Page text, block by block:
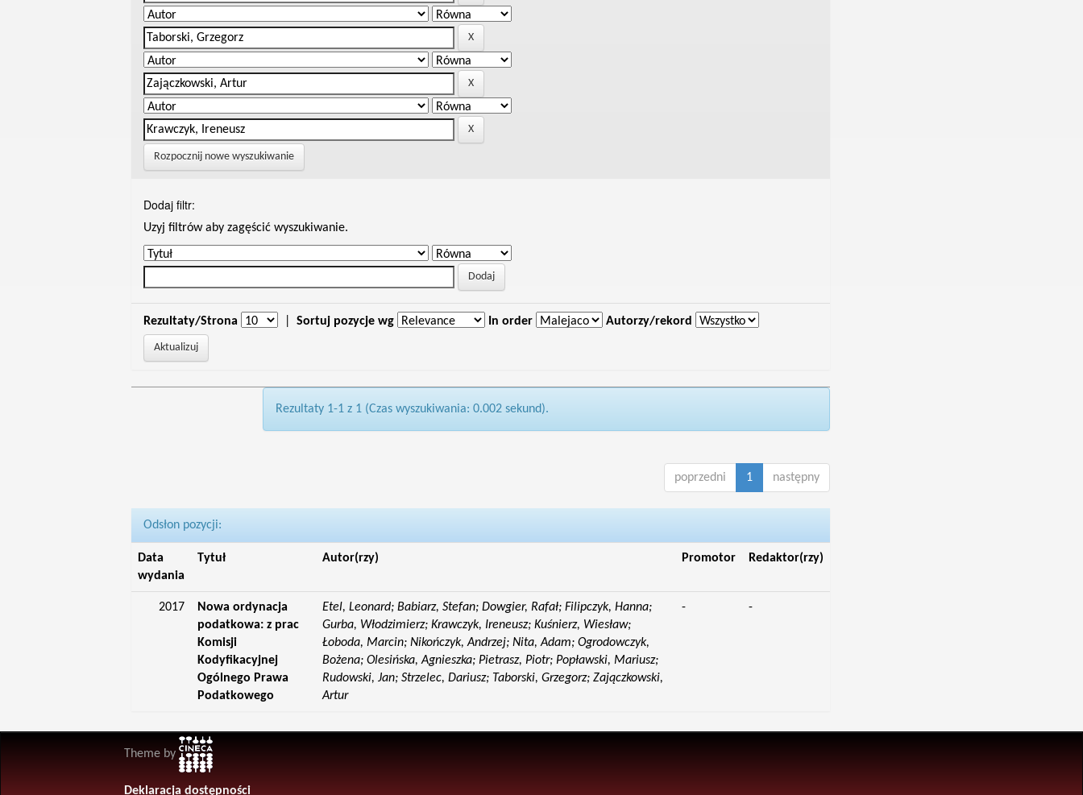
Rozpocznij nowe wyszukiwanie
Dodaj filtr:
Uzyj filtrów aby zagęścić wyszukiwanie.
Rezultaty/Strona Sortuj pozycje wg In order Autorzy/rekord
Rezultaty 1-1 z 1 (Czas wyszukiwania: 0.002 sekund).
poprzedni 1 następny
Odsłon pozycji:
Data
wydania
Tytuł Autor(rzy) Promotor Redaktor(rzy)
2017
Nowa ordynacja
podatkowa: z prac
Komisji
Kodyfikacyjnej
Ogólnego Prawa
Podatkowego
Etel, Leonard; Babiarz, Stefan; Dowgier, Rafał; Filipczyk, Hanna;
Gurba, Włodzimierz; Krawczyk, Ireneusz; Kuśnierz, Wiesław;
Łoboda, Marcin; Nikończyk, Andrzej; Nita, Adam; Ogrodowczyk,
Bożena; Olesińska, Agnieszka; Pietrasz, Piotr; Popławski, Mariusz;
Rudowski, Jan; Strzelec, Dariusz; Taborski, Grzegorz; Zajączkowski,
Artur
- -
Theme by
Deklaracja dostępności